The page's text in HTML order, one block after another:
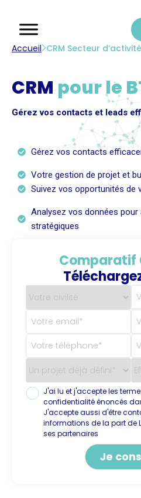
Accueil CRM Secteur
CRM pour le
Gérez vos contacts et leads
Gérez vos contacts
Votre gestion de projet et
Suivez vos opportunités de
Analysez vos données
stratégiques
Comparatif
J'ai lu et j'accepte les
confidentialité énoncés
J'accepte aussi d'être
informations de la part de
ses partenaires